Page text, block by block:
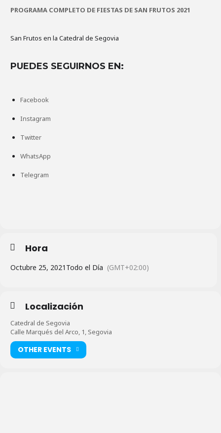
PROGRAMA COMPLETO DE FIESTAS DE SAN FRUTOS 2021
San Frutos en la Catedral de Segovia
PUEDES SEGUIRNOS EN:
Facebook
Instagram
Twitter
WhatsApp
Telegram
Hora
Octubre 25, 2021 Todo el Día (GMT+02:00)
Localización
Catedral de Segovia
Calle Marqués del Arco, 1, Segovia
OTHER EVENTS